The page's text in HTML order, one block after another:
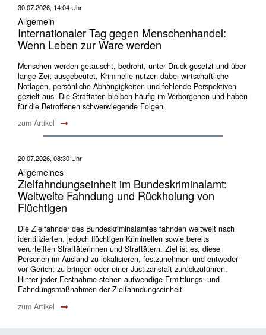
30.07.2026, 14:04 Uhr
Allgemein
Internationaler Tag gegen Menschenhandel:
Wenn Leben zur Ware werden
Menschen werden getäuscht, bedroht, unter Druck gesetzt und über
lange Zeit ausgebeutet. Kriminelle nutzen dabei wirtschaftliche
Notlagen, persönliche Abhängigkeiten und fehlende Perspektiven
gezielt aus. Die Straftaten bleiben häufig im Verborgenen und haben
für die Betroffenen schwerwiegende Folgen.
zum Artikel
20.07.2026, 08:30 Uhr
Allgemeines
Zielfahndungseinheit im Bundeskriminalamt:
Weltweite Fahndung und Rückholung von
Flüchtigen
Die Zielfahnder des Bundeskriminalamtes fahnden weltweit nach
identifizierten, jedoch flüchtigen Kriminellen sowie bereits
verurteilten Straftäterinnen und Straftätern. Ziel ist es, diese
Personen im Ausland zu lokalisieren, festzunehmen und entweder
vor Gericht zu bringen oder einer Justizanstalt zurückzuführen.
Hinter jeder Festnahme stehen aufwendige Ermittlungs- und
Fahndungsmaßnahmen der Zielfahndungseinheit.
zum Artikel